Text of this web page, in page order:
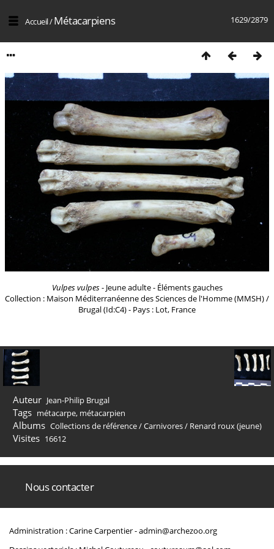
1629/2879
Accueil/Métacarpiens
Vulpes vulpes- Jeune adulte - Éléments gauches
Collection : Maison Méditerranéenne des Sciences de l'Homme (MMSH) /
Brugal (Id:C4) - Pays : Lot, France
Auteur Jean-Philip Brugal
Tags métacarpe, métacarpien
Albums Collections de référence/Carnivores/ Renard roux (jeune)
Visites 16612
Nous contacter
Administration : Carine Carpentier -admin@archezoo.org